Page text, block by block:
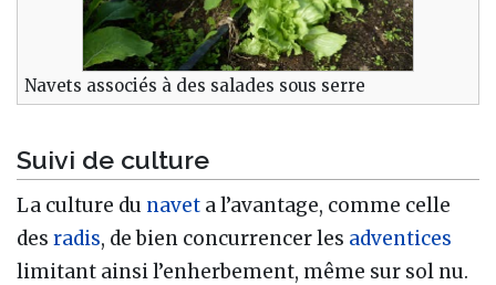
Navets associés à des salades sous serre
Suivi de culture
La culture du navet a l’avantage, comme celle
des radis, de bien concurrencer les adventices
limitant ainsi l’enherbement, même sur sol nu.